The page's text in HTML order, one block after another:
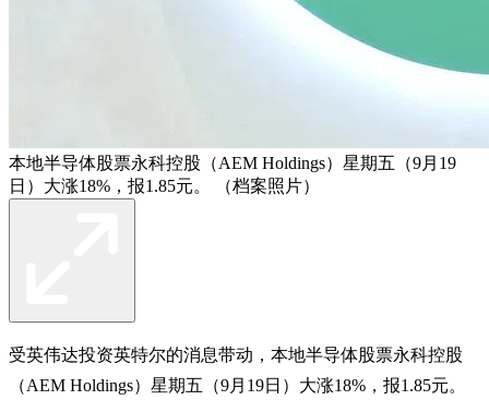
本地半导体股票永科控股（AEM Holdings）星期五（9月19
日）大涨18%，报1.85元。 （档案照片）
受英伟达投资英特尔的消息带动，本地半导体股票永科控股
（AEM Holdings）星期五（9月19日）大涨18%，报1.85元。